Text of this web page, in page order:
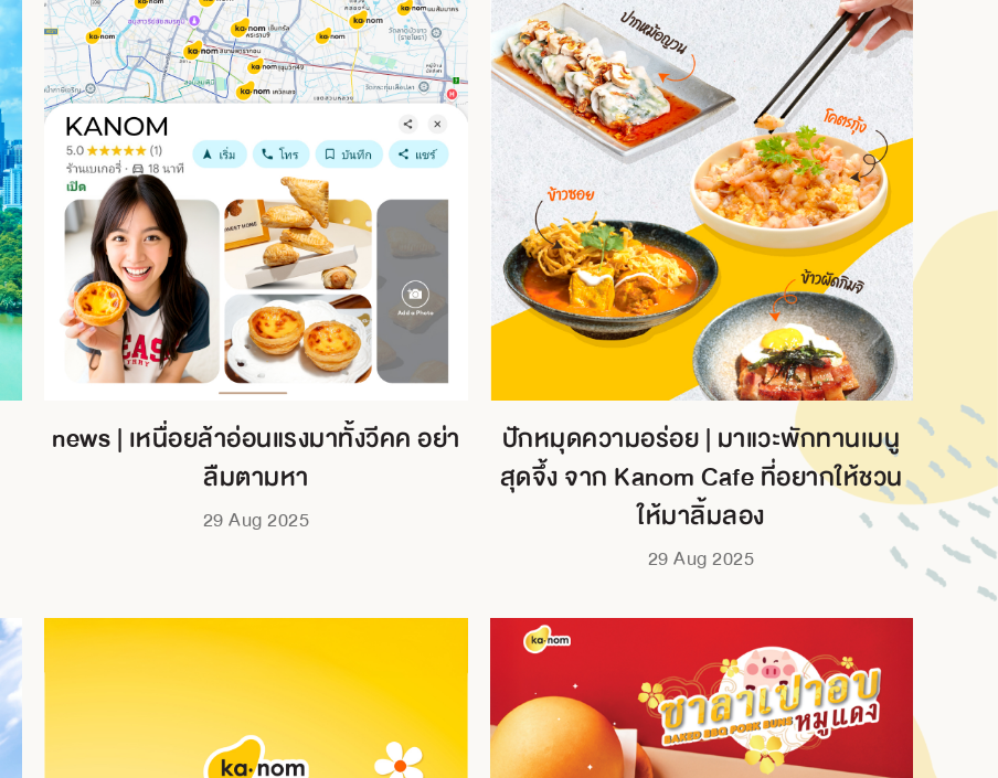
news | เหนื่อยล้าอ่อนแรงมาทั้งวีคค อย่า
ลืมตามหา
29 Aug 2025
ปักหมุดความอร่อย | มาแวะพักทานเมนู
สุดจึ้ง จาก Kanom Cafe ที่อยากให้ชวน
ให้มาลิ้มลอง
29 Aug 2025